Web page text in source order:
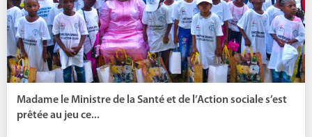
Madame le Ministre de la Santé et de l’Action sociale s’est
prêtée au jeu ce...